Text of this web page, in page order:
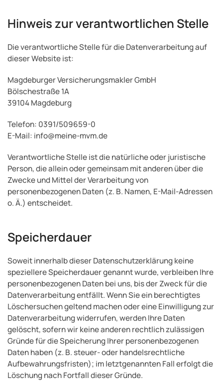
Hinweis zur verantwortlichen Stelle
Die verantwortliche Stelle für die Datenverarbeitung auf
dieser Website ist:
Magdeburger Versicherungsmakler GmbH
Bölschestraße 1A
39104 Magdeburg
Telefon: 0391/509659-0
E-Mail: info@meine-mvm.de
Verantwortliche Stelle ist die natürliche oder juristische
Person, die allein oder gemeinsam mit anderen über die
Zwecke und Mittel der Verarbeitung von
personenbezogenen Daten (z. B. Namen, E-Mail-Adressen
o. Ä.) entscheidet.
Speicherdauer
Soweit innerhalb dieser Datenschutzerklärung keine
speziellere Speicherdauer genannt wurde, verbleiben Ihre
personenbezogenen Daten bei uns, bis der Zweck für die
Datenverarbeitung entfällt. Wenn Sie ein berechtigtes
Löschersuchen geltend machen oder eine Einwilligung zur
Datenverarbeitung widerrufen, werden Ihre Daten
gelöscht, sofern wir keine anderen rechtlich zulässigen
Gründe für die Speicherung Ihrer personenbezogenen
Daten haben (z. B. steuer- oder handelsrechtliche
Aufbewahrungsfristen); im letztgenannten Fall erfolgt die
Löschung nach Fortfall dieser Gründe.